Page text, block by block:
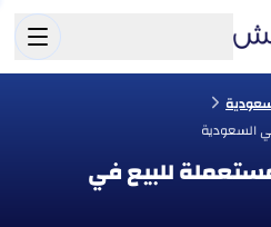
السعودية
مستعملة للبيع في